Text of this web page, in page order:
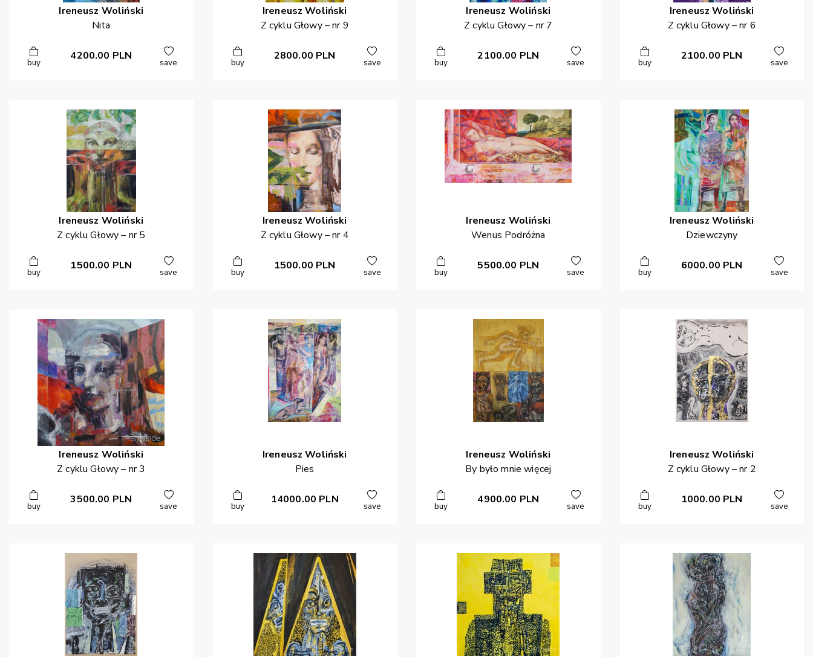
Ireneusz Woliński
Nita
buy
4200.00 PLN
save
Ireneusz Woliński
Z cyklu Głowy – nr 9
buy
2800.00 PLN
save
Ireneusz Woliński
Z cyklu Głowy – nr 7
buy
2100.00 PLN
save
Ireneusz Woliński
Z cyklu Głowy – nr 6
buy
2100.00 PLN
save
Ireneusz Woliński
Z cyklu Głowy – nr 5
buy
1500.00 PLN
save
Ireneusz Woliński
Z cyklu Głowy – nr 4
buy
1500.00 PLN
save
Ireneusz Woliński
Wenus Podróżna
buy
5500.00 PLN
save
Ireneusz Woliński
Dziewczyny
buy
6000.00 PLN
save
Ireneusz Woliński
Z cyklu Głowy – nr 3
buy
3500.00 PLN
save
Ireneusz Woliński
Pies
buy
14000.00 PLN
save
Ireneusz Woliński
By było mnie więcej
buy
4900.00 PLN
save
Ireneusz Woliński
Z cyklu Głowy – nr 2
buy
1000.00 PLN
save